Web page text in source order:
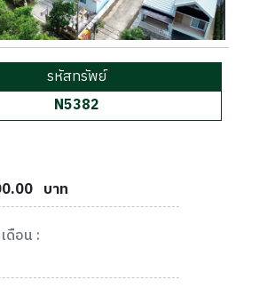
รหัสทรัพย์
N5382
บาท
ดือน :